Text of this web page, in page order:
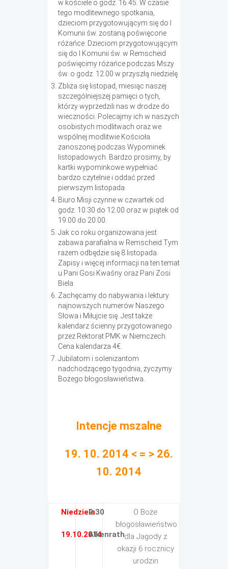
w kościele o godz. 16.45. W czasie
tego modlitewnego spotkania,
dzieciom przygotowującym się do I
Komunii św. zostaną poświęcone
różańce. Dzieciom przygotowującym
się do I Komunii św. w Remscheid
poświęcimy różańce podczas Mszy
św. o godz. 12.00 w przyszłą niedzielę.
Zbliża się listopad, miesiąc naszej
szczególniejszej pamięci o tych,
którzy wyprzedzili nas w drodze do
wieczności. Polecajmy ich w naszych
osobistych modlitwach oraz we
wspólnej modlitwie Kościoła
zanoszonej podczas Wypominek
listopadowych. Bardzo prosimy, by
kartki wypominkowe wypełniać
bardzo czytelnie i oddać przed
pierwszym listopada.
Biuro Misji czynne w czwartek od
godz. 10.30 do 12.00 oraz w piątek od
19.00 do 20.00.
Jak co roku organizowana jest
zabawa parafialna w Remscheid.Tym
razem odbędzie się 8 listopada.
Zapisy i więcej informacji na ten temat
u Pani Gosi Kwaśny oraz Pani Zosi
Biela.
Zachęcamy do nabywania i lektury
najnowszych numerów Naszego
Słowa i Miłujcie się. Jest także
kalendarz ścienny przygotowanego
przez Rektorat PMK w Niemczech.
Cena kalendarza 4€.
Jubilatom i solenizantom
nadchodzącego tygodnia, życzymy
Bożego błogosławieństwa.
Intencje mszalne
19. 10. 2014 < = > 26.
10. 2014
Niedziela
19.10.2014
9:30
Alkenrath
O Boże
błogosławieństwo
dla Jagody z
okazji 6 rocznicy
urodzin